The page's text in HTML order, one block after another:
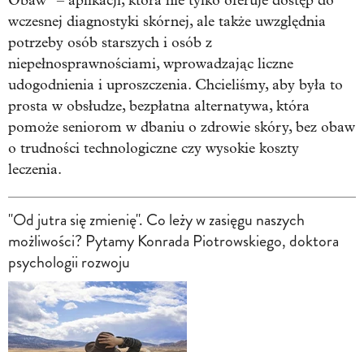
wczesnej diagnostyki skórnej, ale także uwzględnia
potrzeby osób starszych i osób z
niepełnosprawnościami, wprowadzając liczne
udogodnienia i uproszczenia. Chcieliśmy, aby była to
prosta w obsłudze, bezpłatna alternatywa, która
pomoże seniorom w dbaniu o zdrowie skóry, bez obaw
o trudności technologiczne czy wysokie koszty
leczenia.
"Od jutra się zmienię". Co leży w zasięgu naszych
możliwości? Pytamy Konrada Piotrowskiego, doktora
psychologii rozwoju